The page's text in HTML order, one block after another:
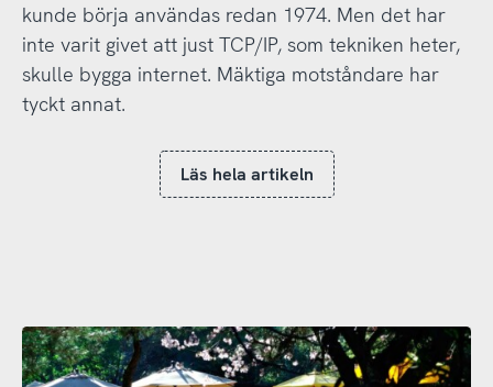
kunde börja användas redan 1974. Men det har
inte varit givet att just TCP/IP, som tekniken heter,
skulle bygga internet. Mäktiga motståndare har
tyckt annat.
Läs hela artikeln